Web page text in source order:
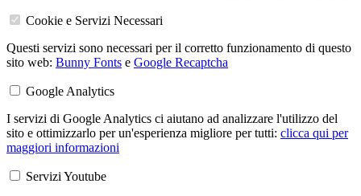
Cookie e Servizi Necessari
Questi servizi sono necessari per il corretto funzionamento di questo
sito web: Bunny Fonts e Google Recaptcha
Google Analytics
I servizi di Google Analytics ci aiutano ad analizzare l'utilizzo del
sito e ottimizzarlo per un'esperienza migliore per tutti: clicca qui per
maggiori informazioni
Servizi Youtube